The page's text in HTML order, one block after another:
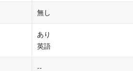
無し
あり
英語
--